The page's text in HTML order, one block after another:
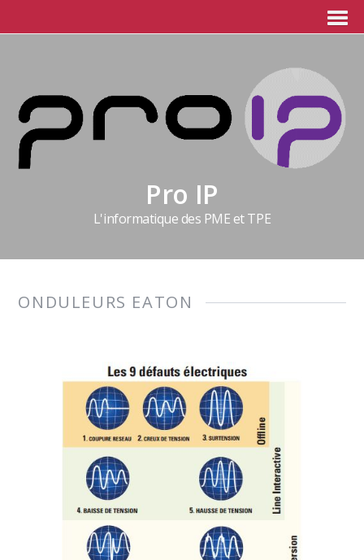
Pro IP
L'informatique des PME et TPE
ONDULEURS EATON